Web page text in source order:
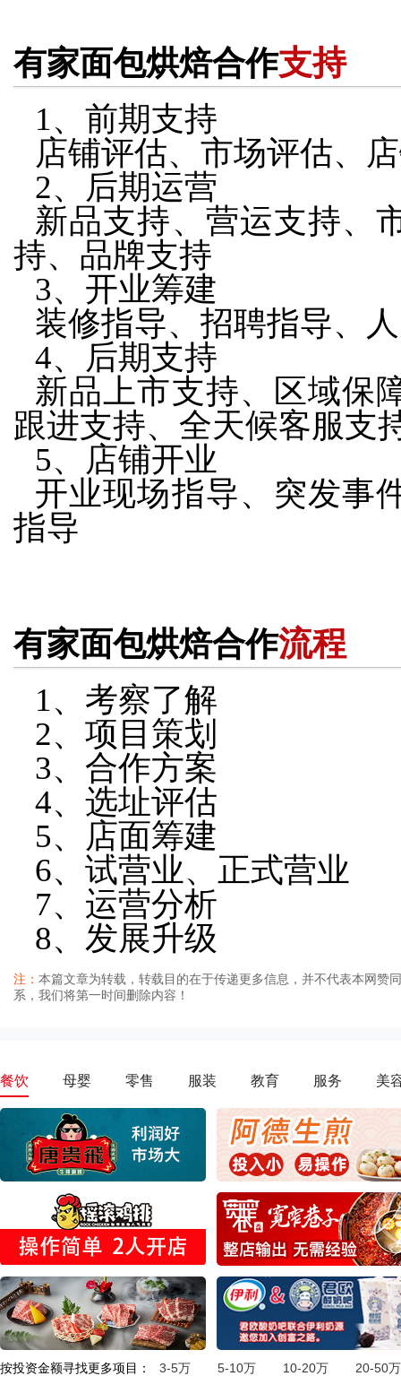
有家面包烘焙合作支持
1、前期支持
店铺评估、市场评估、
2、后期运营
新品支持、营运支持、
持、品牌支持
3、开业筹建
装修指导、招聘指导、
4、后期支持
新品上市支持、区域保
跟进支持、全天候客服支
5、店铺开业
开业现场指导、突发事
指导
有家面包烘焙合作流程
1、考察了解
2、项目策划
3、合作方案
4、选址评估
5、店面筹建
6、试营业、正式营业
7、运营分析
8、发展升级
注： 本篇文章为转载，转载目的在于传递更多信息，并不代表本网赞
系，我们将第一时间删除内容！
餐饮 母婴 零售 服装 教育 服务 美
按投资金额寻找更多项目： 3-5万 5-10万 10-20万 20-50万